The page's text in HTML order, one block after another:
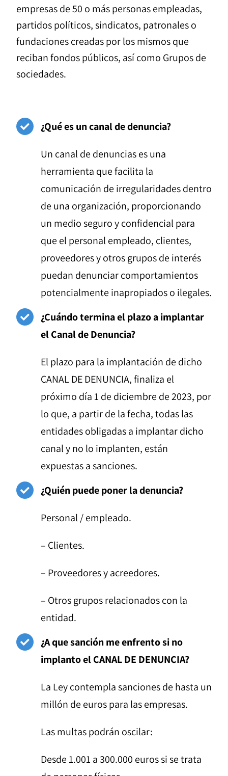
empresas de 50 o más personas empleadas,
partidos políticos, sindicatos, patronales o
fundaciones creadas por los mismos que
reciban fondos públicos, así como Grupos de
sociedades.
¿Qué es un canal de denuncia?
Un canal de denuncias es una
herramienta que facilita la
comunicación de irregularidades dentro
de una organización, proporcionando
un medio seguro y confidencial para
que el personal empleado, clientes,
proveedores y otros grupos de interés
puedan denunciar comportamientos
potencialmente inapropiados o ilegales.
¿Cuándo termina el plazo a implantar
el Canal de Denuncia?
El plazo para la implantación de dicho
CANAL DE DENUNCIA, finaliza el
próximo día 1 de diciembre de 2023, por
lo que, a partir de la fecha, todas las
entidades obligadas a implantar dicho
canal y no lo implanten, están
expuestas a sanciones.
¿Quién puede poner la denuncia?
Personal / empleado.
– Clientes.
– Proveedores y acreedores.
– Otros grupos relacionados con la
entidad.
¿A que sanción me enfrento si no
implanto el CANAL DE DENUNCIA?
La Ley contempla sanciones de hasta un
millón de euros para las empresas.
Las multas podrán oscilar:
Desde 1.001 a 300.000 euros si se trata